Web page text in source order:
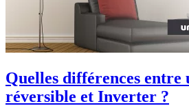
Quelles différences entre
réversible et Inverter ?